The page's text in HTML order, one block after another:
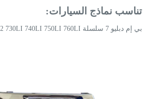
تناسب نماذج السيارات:
بي إم دبليو 7 سلسلة F01 F02 730LI 740LI 750LI 760LI